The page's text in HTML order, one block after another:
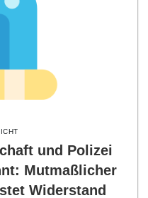
und Polizei
Mutmaßlicher
Widerstand